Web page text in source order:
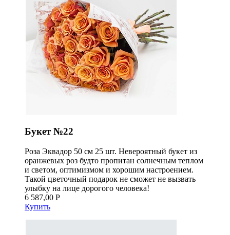
Букет №22
Роза Эквадор 50 см 25 шт. Невероятный букет из
оранжевых роз будто пропитан солнечным теплом
и светом, оптимизмом и хорошим настроением.
Такой цветочный подарок не сможет не вызвать
улыбку на лице дорогого человека!
6 587,00 Р
Купить